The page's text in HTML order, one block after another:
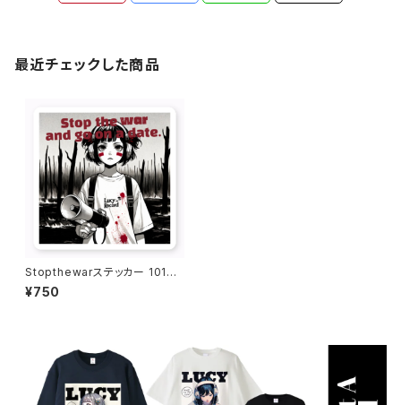
最近チェックした商品
Stopthewarステッカー 1016-
231109012
¥750